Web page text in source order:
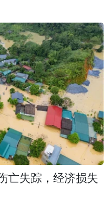
亡失踪，经济损失